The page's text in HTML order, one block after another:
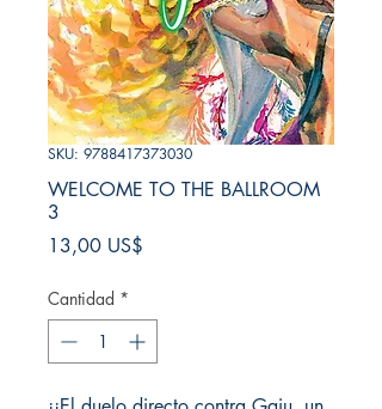
SKU: 9788417373030
WELCOME TO THE BALLROOM
3
13,00 US$
Cantidad *